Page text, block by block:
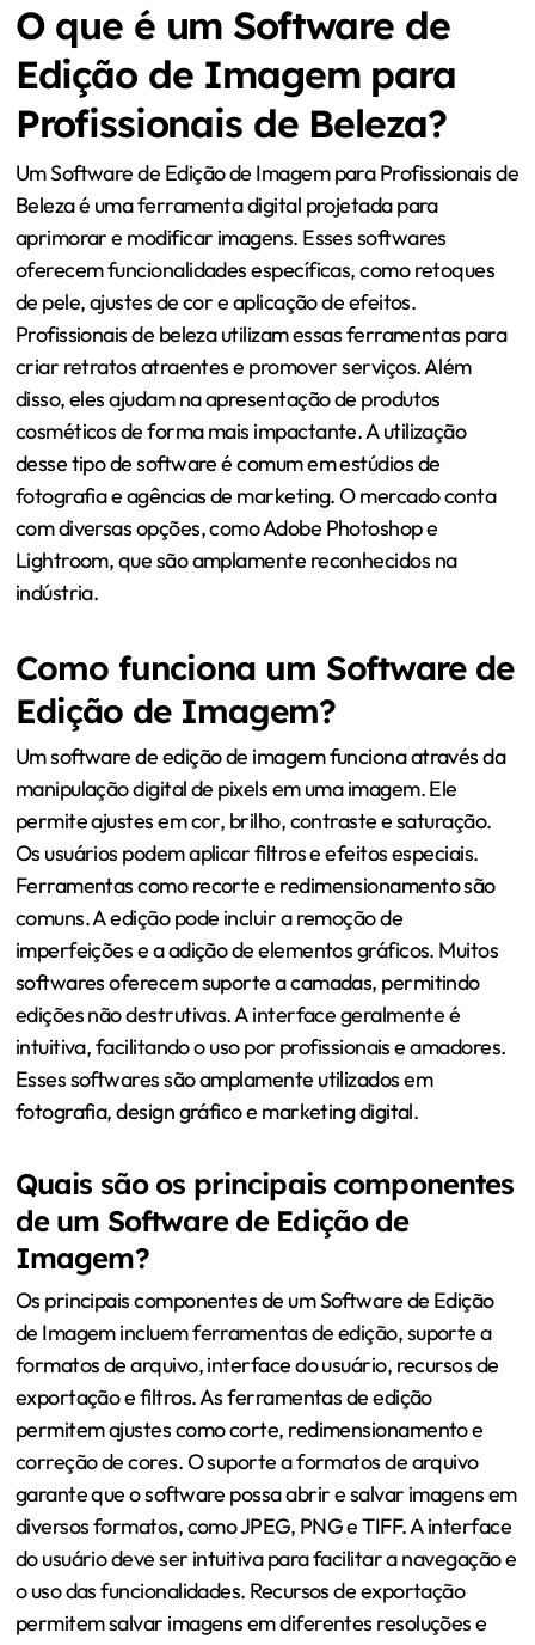
O que é um Software de
Edição de Imagem para
Profissionais de Beleza?
Um Software de Edição de Imagem para Profissionais de
Beleza é uma ferramenta digital projetada para
aprimorar e modificar imagens. Esses softwares
oferecem funcionalidades específicas, como retoques
de pele, ajustes de cor e aplicação de efeitos.
Profissionais de beleza utilizam essas ferramentas para
criar retratos atraentes e promover serviços. Além
disso, eles ajudam na apresentação de produtos
cosméticos de forma mais impactante. A utilização
desse tipo de software é comum em estúdios de
fotografia e agências de marketing. O mercado conta
com diversas opções, como Adobe Photoshop e
Lightroom, que são amplamente reconhecidos na
indústria.
Como funciona um Software de
Edição de Imagem?
Um software de edição de imagem funciona através da
manipulação digital de pixels em uma imagem. Ele
permite ajustes em cor, brilho, contraste e saturação.
Os usuários podem aplicar filtros e efeitos especiais.
Ferramentas como recorte e redimensionamento são
comuns. A edição pode incluir a remoção de
imperfeições e a adição de elementos gráficos. Muitos
softwares oferecem suporte a camadas, permitindo
edições não destrutivas. A interface geralmente é
intuitiva, facilitando o uso por profissionais e amadores.
Esses softwares são amplamente utilizados em
fotografia, design gráfico e marketing digital.
Quais são os principais componentes
de um Software de Edição de
Imagem?
Os principais componentes de um Software de Edição
de Imagem incluem ferramentas de edição, suporte a
formatos de arquivo, interface do usuário, recursos de
exportação e filtros. As ferramentas de edição
permitem ajustes como corte, redimensionamento e
correção de cores. O suporte a formatos de arquivo
garante que o software possa abrir e salvar imagens em
diversos formatos, como JPEG, PNG e TIFF. A interface
do usuário deve ser intuitiva para facilitar a navegação e
o uso das funcionalidades. Recursos de exportação
permitem salvar imagens em diferentes resoluções e